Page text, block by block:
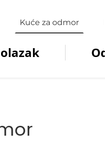
Kuće za odmor